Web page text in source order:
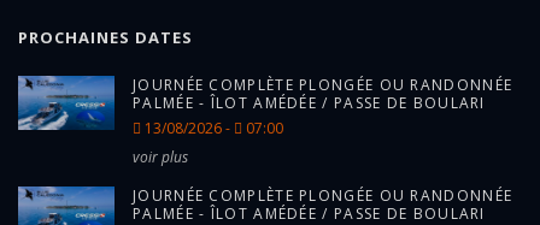
PROCHAINES DATES
JOURNÉE COMPLÈTE PLONGÉE OU RANDONNÉE
PALMÉE - ÎLOT AMÉDÉE / PASSE DE BOULARI
13/08/2026 -
07:00
voir plus
JOURNÉE COMPLÈTE PLONGÉE OU RANDONNÉE
PALMÉE - ÎLOT AMÉDÉE / PASSE DE BOULARI